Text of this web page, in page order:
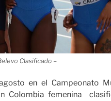
Clasificado –
en el Campeonato
Colombia femenina